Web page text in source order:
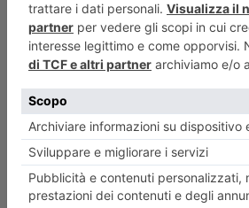
ARTICOLO
“Belfast”. Pagine
debolezze tra i
regista